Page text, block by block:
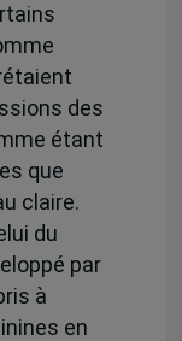
des
étant
que
claire.
du
par
à
en